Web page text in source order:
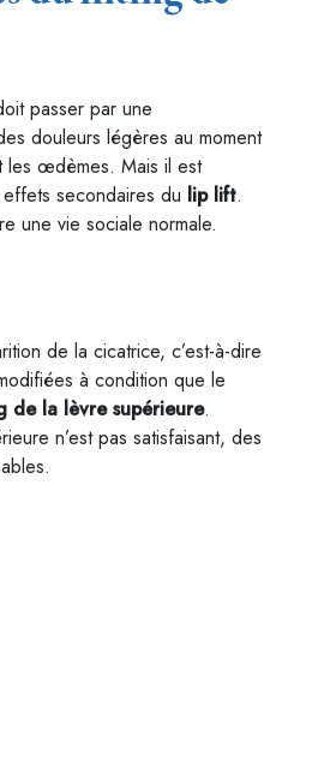
passer par une
douleurs légères au moment
les œdèmes. Mais il est
secondaires du lip lift.
une vie sociale normale.
de la cicatrice, c’est-à-dire
à condition que le
de la lèvre supérieure.
n’est pas satisfaisant, des